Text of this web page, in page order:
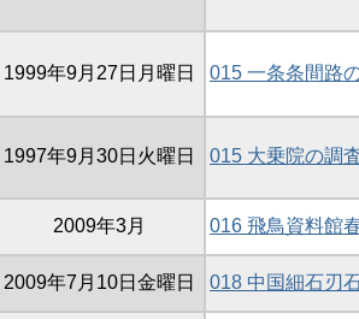
1999年9月27日月曜日 015 一条条間路
1997年9月30日火曜日 015 大乗院の調
2009年3月 016 飛鳥資料館
2009年7月10日金曜日 018 中国細石刃